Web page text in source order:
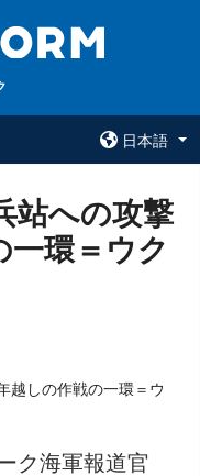
日本語
ウクルインフォ
站への攻撃
環＝ウク
ク海軍報道官